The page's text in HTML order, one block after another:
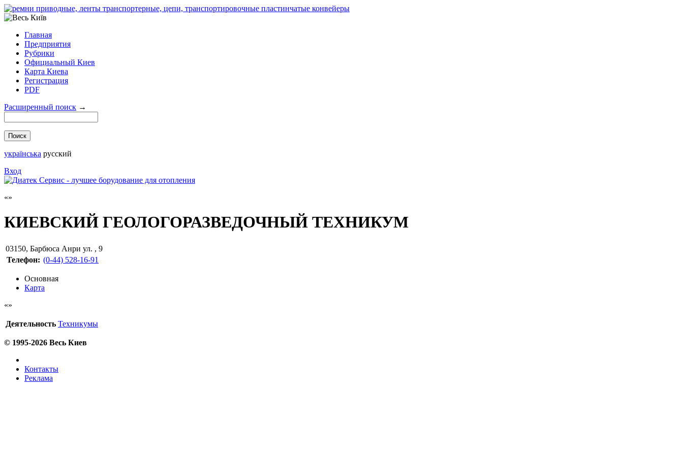
Главная
Предприятия
Рубрики
Официальный Киев
Карта Киева
Регистрация
PDF
Расширенный поиск →
українська русский
Вход
КИЕВСКИЙ ГЕОЛОГОРАЗВЕДОЧНЫЙ ТЕХНИКУМ
03150, Барбюса Анри ул. , 9
Телефон: (0-44) 528-16-91
Основная
Карта
Деятельность Техникумы
© 1995-2026 Весь Киев
Контакты
Реклама